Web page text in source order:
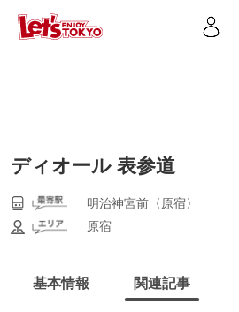
ディオール 表参道
明治神宮前〈原宿〉
原宿
基本情報 関連記事